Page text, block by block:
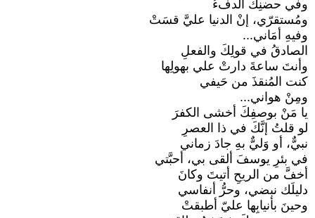
وفي حضنِكَ الدفءُ
ومُستقرّي، إنْ الدنيا عليَّ قسَتْ
وفيهِ أمَاني...
الصادقُ في قولِكَ والفعلِ
وأنتَ ساعةَ دارتْ علي بهولِها
كنت المُنقذَ من حَيفي
ومِنْ هواني...
يا مَنْ بوصفِكَ أخشى الكفرَ
لو قلتُ إنَّكَ في ذا العصرِ
نبيٌّ، أو وَليٌّ بهِ جادَ زماني
في بئرِ يوسفَ ألقى بي، أحبَّتي
أخفَّ من الريحِ أتيتَ وكانَ
دليلَك نبضي، وحرُّ أنفاسي
وحينَ بأنيابِها عليّ أطبقتْ